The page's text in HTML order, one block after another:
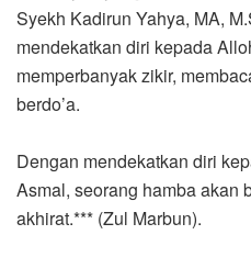
Syekh Kadirun Yahya, MA,
mendekatkan diri kepada
memperbanyak zikir,
berdo’a.
Dengan mendekatkan diri
Asmal, seorang hamba akan
akhirat.*** (Zul Marbun).